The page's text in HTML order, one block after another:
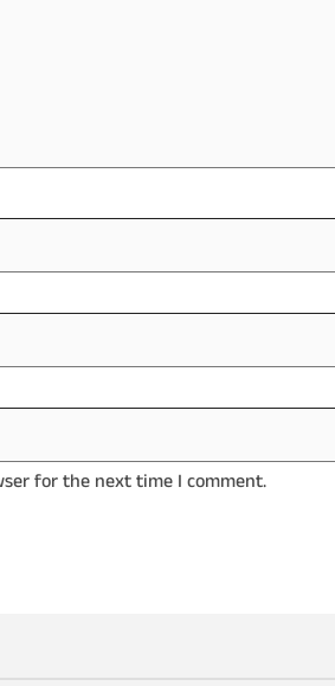
for the next time I comment.